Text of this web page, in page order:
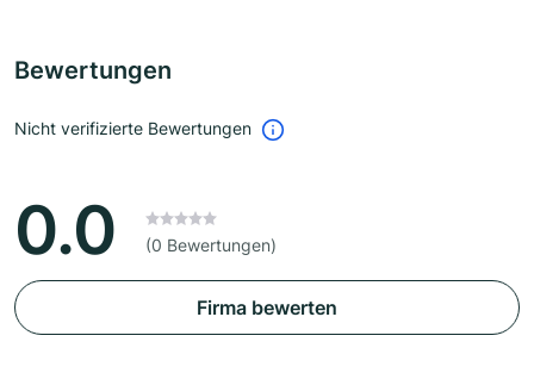
Bewertungen
Nicht verifizierte Bewertungen
0.0 (0 Bewertungen)
Firma bewerten